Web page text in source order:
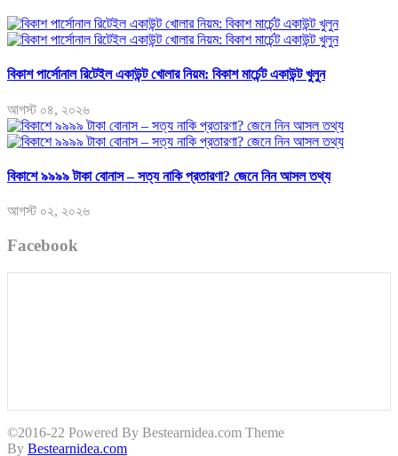
বিকাশ পার্সোনাল রিটেইল একাউন্ট খোলার নিয়ম: বিকাশ মার্চেন্ট একাউন্ট খুলুন
আগস্ট ০৪, ২০২৬
বিকাশে ৯৯৯৯ টাকা বোনাস – সত্য নাকি প্রতারণা? জেনে নিন আসল তথ্য
আগস্ট ০২, ২০২৬
Facebook
©2016-22 Powered By Bestearnidea.com Theme
By Bestearnidea.com